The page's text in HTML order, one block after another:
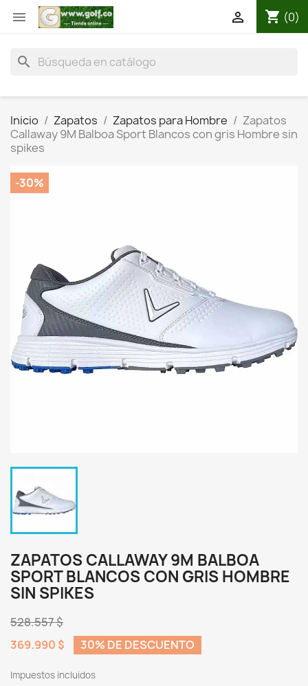
 shopping_cart (0)

search
Inicio Zapatos Zapatos para Hombre
Zapatos
Callaway 9M Balboa Sport Blancos con gris Hombre sin
spikes
-30%
ZAPATOS CALLAWAY 9M BALBOA
SPORT BLANCOS CON GRIS HOMBRE
SIN SPIKES
528.557 $
369.990 $
30% DE DESCUENTO
Impuestos incluidos